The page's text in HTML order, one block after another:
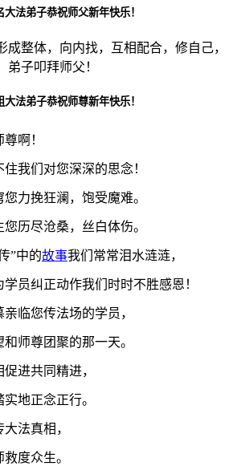
法弟子恭祝师父新年快乐！
成整体，向内找，互相配合，修自己，
弟子叩拜师父！
法弟子恭祝师尊新年快乐！
啊！
我们对您深深的思念！
力挽狂澜，饱受魔难。
历尽沧桑，丝白体伤。
”中的故事我们常常泪水涟涟，
员纠正动作我们时时不胜感恩！
临您传法场的学员，
师尊团聚的那一天。
进共同精进，
地正念正行。
法真相，
度众生。